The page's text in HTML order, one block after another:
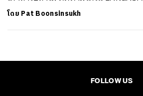
โดย Pat Boonsinsukh
FOLLOW US